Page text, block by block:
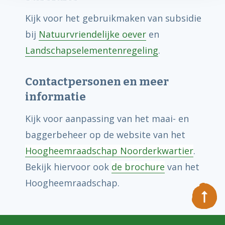
Kijk voor het gebruikmaken van subsidie
bij Natuurvriendelijke oever en
Landschapselementenregeling.
Contactpersonen en meer
informatie
Kijk voor aanpassing van het maai- en
baggerbeheer op de website van het
Hoogheemraadschap Noorderkwartier.
Bekijk hiervoor ook de brochure van het
Hoogheemraadschap.